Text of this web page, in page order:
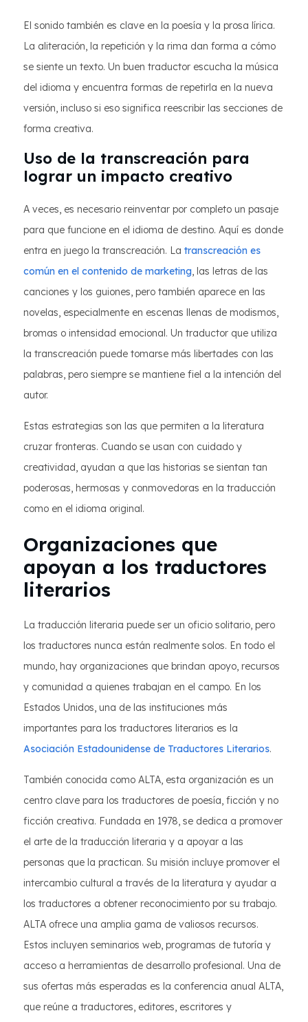
El sonido también es clave en la poesía y la prosa lírica.
La aliteración, la repetición y la rima dan forma a cómo
se siente un texto. Un buen traductor escucha la música
del idioma y encuentra formas de repetirla en la nueva
versión, incluso si eso significa reescribir las secciones de
forma creativa.
Uso de la transcreación para
lograr un impacto creativo
A veces, es necesario reinventar por completo un pasaje
para que funcione en el idioma de destino. Aquí es donde
entra en juego la transcreación. La transcreación es
común en el contenido de marketing, las letras de las
canciones y los guiones, pero también aparece en las
novelas, especialmente en escenas llenas de modismos,
bromas o intensidad emocional. Un traductor que utiliza
la transcreación puede tomarse más libertades con las
palabras, pero siempre se mantiene fiel a la intención del
autor.
Estas estrategias son las que permiten a la literatura
cruzar fronteras. Cuando se usan con cuidado y
creatividad, ayudan a que las historias se sientan tan
poderosas, hermosas y conmovedoras en la traducción
como en el idioma original.
Organizaciones que
apoyan a los traductores
literarios
La traducción literaria puede ser un oficio solitario, pero
los traductores nunca están realmente solos. En todo el
mundo, hay organizaciones que brindan apoyo, recursos
y comunidad a quienes trabajan en el campo. En los
Estados Unidos, una de las instituciones más
importantes para los traductores literarios es la
Asociación Estadounidense de Traductores Literarios.
También conocida como ALTA, esta organización es un
centro clave para los traductores de poesía, ficción y no
ficción creativa. Fundada en 1978, se dedica a promover
el arte de la traducción literaria y a apoyar a las
personas que la practican. Su misión incluye promover el
intercambio cultural a través de la literatura y ayudar a
los traductores a obtener reconocimiento por su trabajo.
ALTA ofrece una amplia gama de valiosos recursos.
Estos incluyen seminarios web, programas de tutoría y
acceso a herramientas de desarrollo profesional. Una de
sus ofertas más esperadas es la conferencia anual ALTA,
que reúne a traductores, editores, escritores y